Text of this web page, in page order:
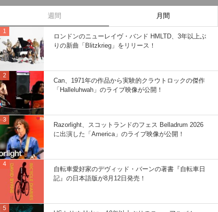
週間 月間
ロンドンのニューレイヴ・バンド HMLTD、3年以上ぶ
りの新曲「Blitzkrieg」をリリース！
Can、1971年の作品から実験的クラウトロックの傑作
「Halleluhwah」のライブ映像が公開！
Razorlight、スコットランドのフェス Belladrum 2026
に出演した「America」のライブ映像が公開！
自転車愛好家のデヴィッド・バーンの著書『自転車日
記』の日本語版が8月12日発売！